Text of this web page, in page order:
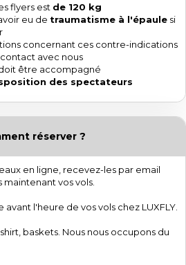
flyers est de 120 kg
eu de traumatisme à l'épaule si
concernant ces contre-indications
avec nous
être accompagné
des spectateurs
réserver ?
en ligne, recevez-les par email
vos vols.
avant l'heure de vos vols chez LUXFLY.
baskets. Nous nous occupons du